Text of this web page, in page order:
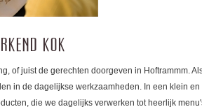
kok
of juist de gerechten doorgeven in Hoftrammm.
in de dagelijkse werkzaamheden. In een klein
die we dagelijks verwerken tot heerlijk